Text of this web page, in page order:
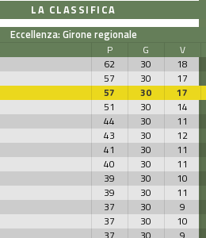
LA CLASSIFICA
Eccellenza: Girone regionale
P G
V
62 30
18
57 30
17
57 30
17
51 30
14
44 30
11
43 30
12
41 30
11
40 30
11
39 30
10
39 30
11
37 30
9
37 30
10